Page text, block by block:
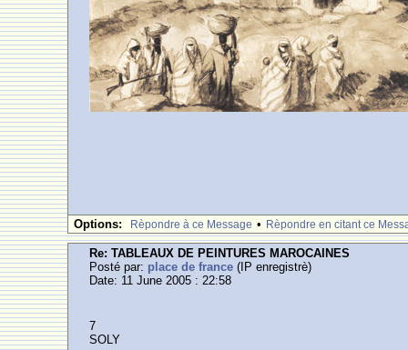
Options: Rèpondre à ce Message • Rèpondre en citant ce
Re: TABLEAUX DE PEINTURES MAROCAINES
Posté par: place de france (IP enregistrè)
Date: 11 June 2005 : 22:58
7
SOLY